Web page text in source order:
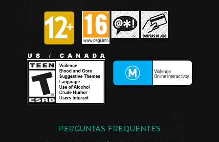
PERGUNTAS FREQUENTES